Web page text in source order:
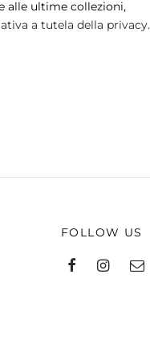
alle ultime collezioni,
a tutela della privacy.
FOLLOW US